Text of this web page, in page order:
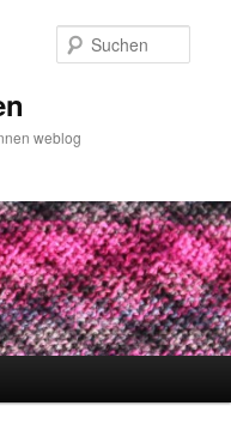
weblog